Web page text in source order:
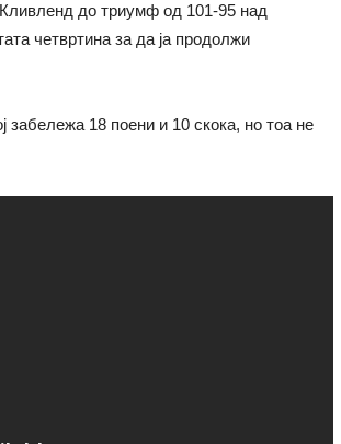
до триумф од 101-95 над
четвртина за да ја продолжи
забележа 18 поени и 10 скока, но тоа не